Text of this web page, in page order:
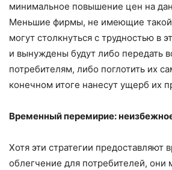
минимальное повышение цен на
Меньшие фирмы, не имеющие
могут столкнуться с трудностью в
и вынуждены будут либо передать
потребителям, либо поглотить их
конечном итоге нанесут ущерб их
Временный перемирие:
Хотя эти стратегии предоставляют
облегчение для потребителей, они